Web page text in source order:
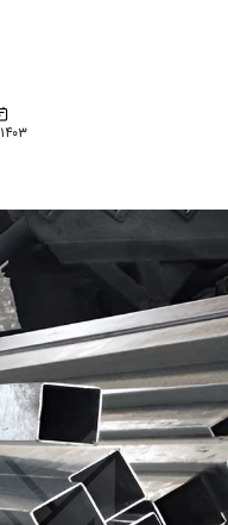
۱۴۰۳ ۱۲ ۱۴